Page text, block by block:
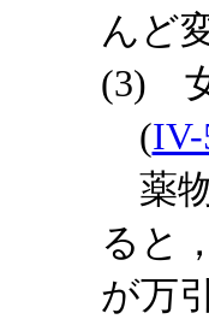
んど
(3)
(IV-
薬
ると
が万